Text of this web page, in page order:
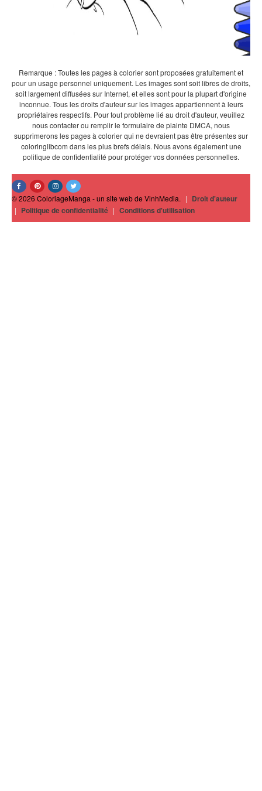
Remarque : Toutes les pages à colorier sont proposées gratuitement et
pour un usage personnel uniquement. Les images sont soit libres de droits,
soit largement diffusées sur Internet, et elles sont pour la plupart d'origine
inconnue. Tous les droits d'auteur sur les images appartiennent à leurs
propriétaires respectifs. Pour tout problème lié au droit d'auteur, veuillez
nous contacter ou remplir le formulaire de plainte DMCA, nous
supprimerons les pages à colorier qui ne devraient pas être présentes sur
coloringlibcom dans les plus brefs délais. Nous avons également une
politique de confidentialité pour protéger vos données personnelles.
© 2026 ColoriageManga - un site web de VinhMedia. | Droit d'auteur
| Politique de confidentialité | Conditions d'utilisation